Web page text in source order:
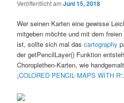
Veröffentlicht amJuni 15, 2018
Wer seinen Karten eine gewisse
mitgeben möchte und mit dem freien
ist, sollte sich mal dascartography
der getPencilLayer() Funktion
Choroplethen-Karten, wie
„COLORED PENCIL MAPS WITH R“.